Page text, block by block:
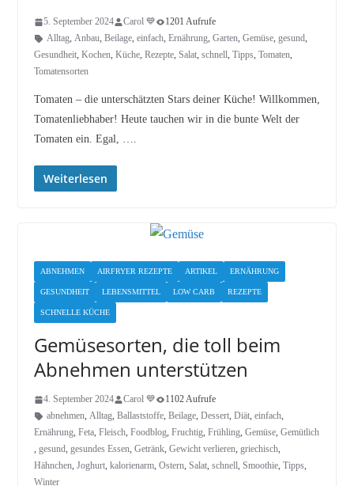
5. September 2024 Carol 💙
1201 Aufrufe
Alltag, Anbau, Beilage, einfach, Ernährung, Garten, Gemüse, gesund,
Gesundheit, Kochen, Küche, Rezepte, Salat, schnell, Tipps, Tomaten,
Tomatensorten
Tomaten – die unterschätzten Stars deiner Küche! Willkommen,
Tomatenliebhaber! Heute tauchen wir in die bunte Welt der
Tomaten ein. Egal, ….
Weiterlesen
ABNEHMEN AIRFRYER REZEPTE ARTIKEL ERNÄHRUNG
GESUNDHEIT LEBENSMITTEL LOW CARB REZEPTE
SCHNELLE KÜCHE
Gemüsesorten, die toll beim
Abnehmen unterstützen
4. September 2024 Carol 💙
1102 Aufrufe
abnehmen, Alltag, Ballaststoffe, Beilage, Dessert, Diät, einfach,
Ernährung, Feta, Fleisch, Foodblog, Fruchtig, Frühling, Gemüse, Gemütlich
, gesund, gesundes Essen, Getränk, Gewicht verlieren, griechisch,
Hähnchen, Joghurt, kalorienarm, Ostern, Salat, schnell, Smoothie, Tipps,
Winter